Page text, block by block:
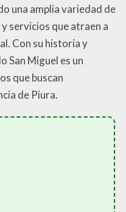
una amplia variedad de
servicios que atraen a
Con su historia y
San Miguel es un
que buscan
de Piura.